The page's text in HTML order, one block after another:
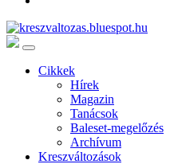
Cikkek
Hírek
Magazin
Tanácsok
Baleset-megelőzés
Archívum
Kreszváltozások